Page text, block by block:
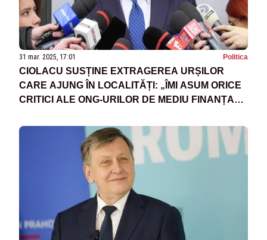
31 mar. 2025, 17:01 Politica
CIOLACU SUSȚINE EXTRAGEREA URȘILOR
CARE AJUNG ÎN LOCALITĂȚI: „ÎMI ASUM ORICE
CRITICI ALE ONG-URILOR DE MEDIU FINANȚATE